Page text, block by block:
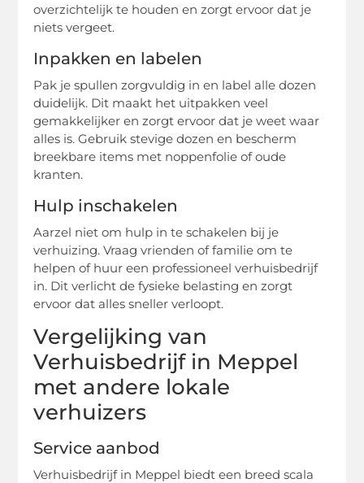
overzichtelijk te houden en zorgt ervoor dat je
niets vergeet.
Inpakken en labelen
Pak je spullen zorgvuldig in en label alle dozen
duidelijk. Dit maakt het uitpakken veel
gemakkelijker en zorgt ervoor dat je weet waar
alles is. Gebruik stevige dozen en bescherm
breekbare items met noppenfolie of oude
kranten.
Hulp inschakelen
Aarzel niet om hulp in te schakelen bij je
verhuizing. Vraag vrienden of familie om te
helpen of huur een professioneel verhuisbedrijf
in. Dit verlicht de fysieke belasting en zorgt
ervoor dat alles sneller verloopt.
Vergelijking van
Verhuisbedrijf in Meppel
met andere lokale
verhuizers
Service aanbod
Verhuisbedrijf in Meppel biedt een breed scala